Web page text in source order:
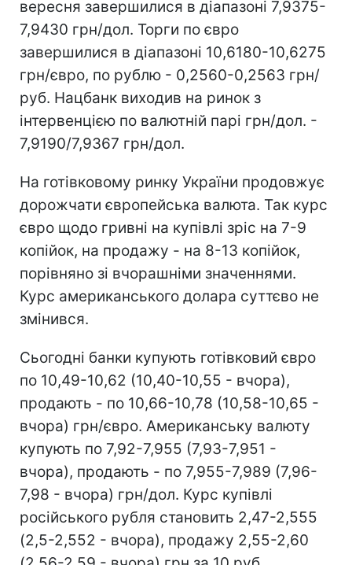
вересня завершилися в діапазоні 7,9375-
7,9430 грн/дол. Торги по євро
завершилися в діапазоні 10,6180-10,6275
грн/євро, по рублю - 0,2560-0,2563 грн/
руб. Нацбанк виходив на ринок з
інтервенцією по валютній парі грн/дол. -
7,9190/7,9367 грн/дол.
На готівковому ринку України продовжує
дорожчати європейська валюта. Так курс
євро щодо гривні на купівлі зріс на 7-9
копійок, на продажу - на 8-13 копійок,
порівняно зі вчорашніми значеннями.
Курс американського долара суттєво не
змінився.
Сьогодні банки купують готівковий євро
по 10,49-10,62 (10,40-10,55 - вчора),
продають - по 10,66-10,78 (10,58-10,65 -
вчора) грн/євро. Американську валюту
купують по 7,92-7,955 (7,93-7,951 -
вчора), продають - по 7,955-7,989 (7,96-
7,98 - вчора) грн/дол. Курс купівлі
російського рубля становить 2,47-2,555
(2,5-2,552 - вчора), продажу 2,55-2,60